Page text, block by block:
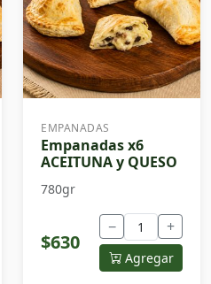
EMPANADAS
Empanadas x6
ACEITUNA y QUESO
780gr
$630
− +
Agregar